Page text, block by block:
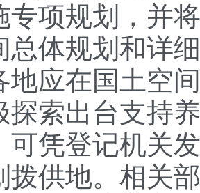
专项规划，并
总体规划和详
地应在国土空
探索出台支持
可凭登记机关
拨供地。相关